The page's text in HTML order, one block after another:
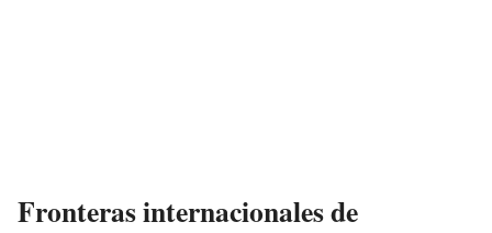
Fronteras internacionales de